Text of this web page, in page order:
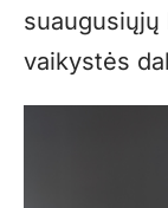
vaikystės